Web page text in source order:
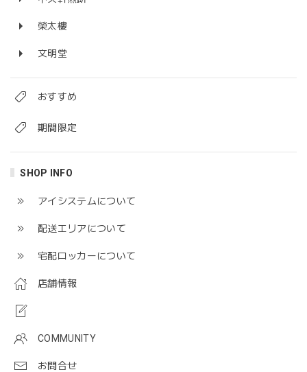
榮太樓
文明堂
おすすめ
期間限定
SHOP INFO
アイシステムについて
配送エリアについて
宅配ロッカーについて
店舗情報
COMMUNITY
お問合せ